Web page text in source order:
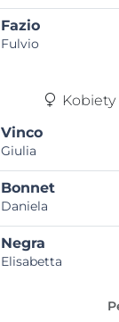
Fazio
Fulvio
Kobiety
Vinco
Giulia
Bonnet
Daniela
Negra
Elisabetta